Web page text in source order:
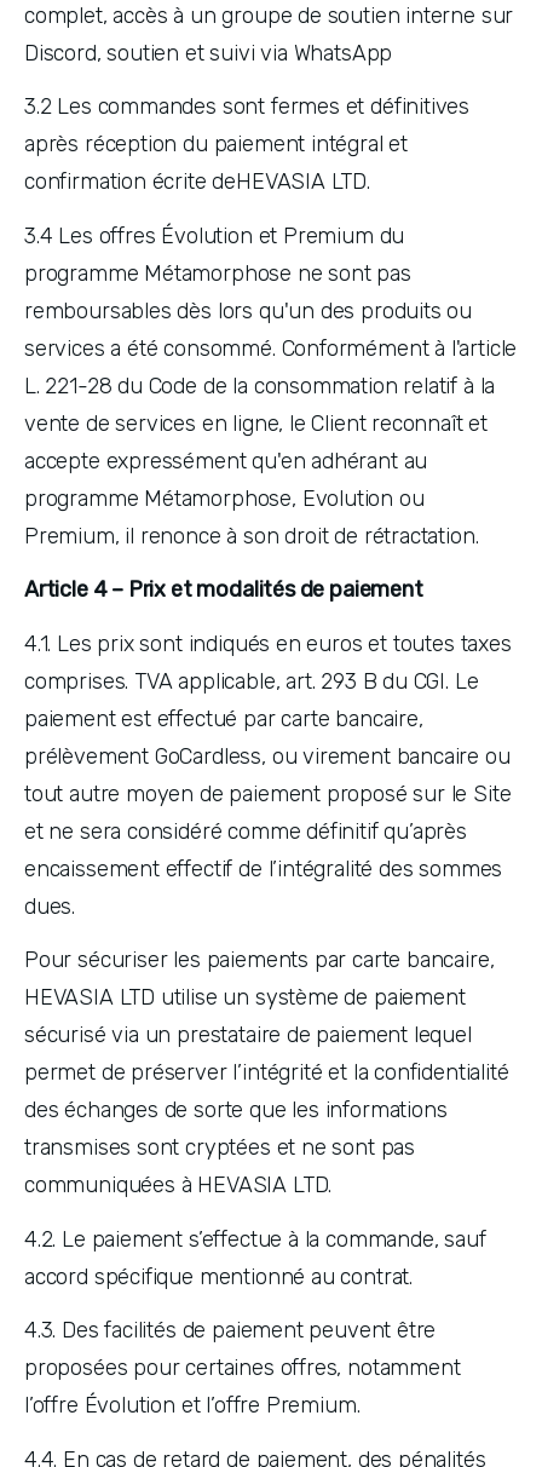
complet, accès à un groupe de soutien interne sur
Discord, soutien et suivi via WhatsApp
3.2 Les commandes sont fermes et définitives
après réception du paiement intégral et
confirmation écrite deHEVASIA LTD.
3.4 Les offres Évolution et Premium du
programme Métamorphose ne sont pas
remboursables dès lors qu'un des produits ou
services a été consommé. Conformément à l'article
L. 221-28 du Code de la consommation relatif à la
vente de services en ligne, le Client reconnaît et
accepte expressément qu'en adhérant au
programme Métamorphose, Evolution ou
Premium, il renonce à son droit de rétractation.
Article 4 – Prix et modalités de paiement
4.1. Les prix sont indiqués en euros et toutes taxes
comprises. TVA applicable, art. 293 B du CGI. Le
paiement est effectué par carte bancaire,
prélèvement GoCardless, ou virement bancaire ou
tout autre moyen de paiement proposé sur le Site
et ne sera considéré comme définitif qu’après
encaissement effectif de l’intégralité des sommes
dues.
Pour sécuriser les paiements par carte bancaire,
HEVASIA LTD utilise un système de paiement
sécurisé via un prestataire de paiement lequel
permet de préserver l’intégrité et la confidentialité
des échanges de sorte que les informations
transmises sont cryptées et ne sont pas
communiquées à HEVASIA LTD.
4.2. Le paiement s’effectue à la commande, sauf
accord spécifique mentionné au contrat.
4.3. Des facilités de paiement peuvent être
proposées pour certaines offres, notamment
l’offre Évolution et l’offre Premium.
4.4. En cas de retard de paiement, des pénalités